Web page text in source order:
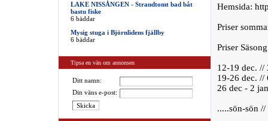
LAKE NISSÅNGEN - Strandtomt bad båt
bastu fiske
6 bäddar
Mysig stuga i Björnlidens fjällby
6 bäddar
Tipsa en vän om annonsen
Ditt namn:
Din väns e-post:
Hemsida:
Priser
Priser
12-19 dec. //
19-26 dec. //
26 dec - 2
.....sön-sön